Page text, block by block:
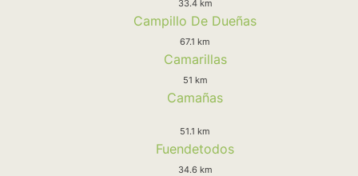
33.4 km
Campillo De Dueñas
67.1 km
Camarillas
51 km
Camañas
51.1 km
Fuendetodos
34.6 km